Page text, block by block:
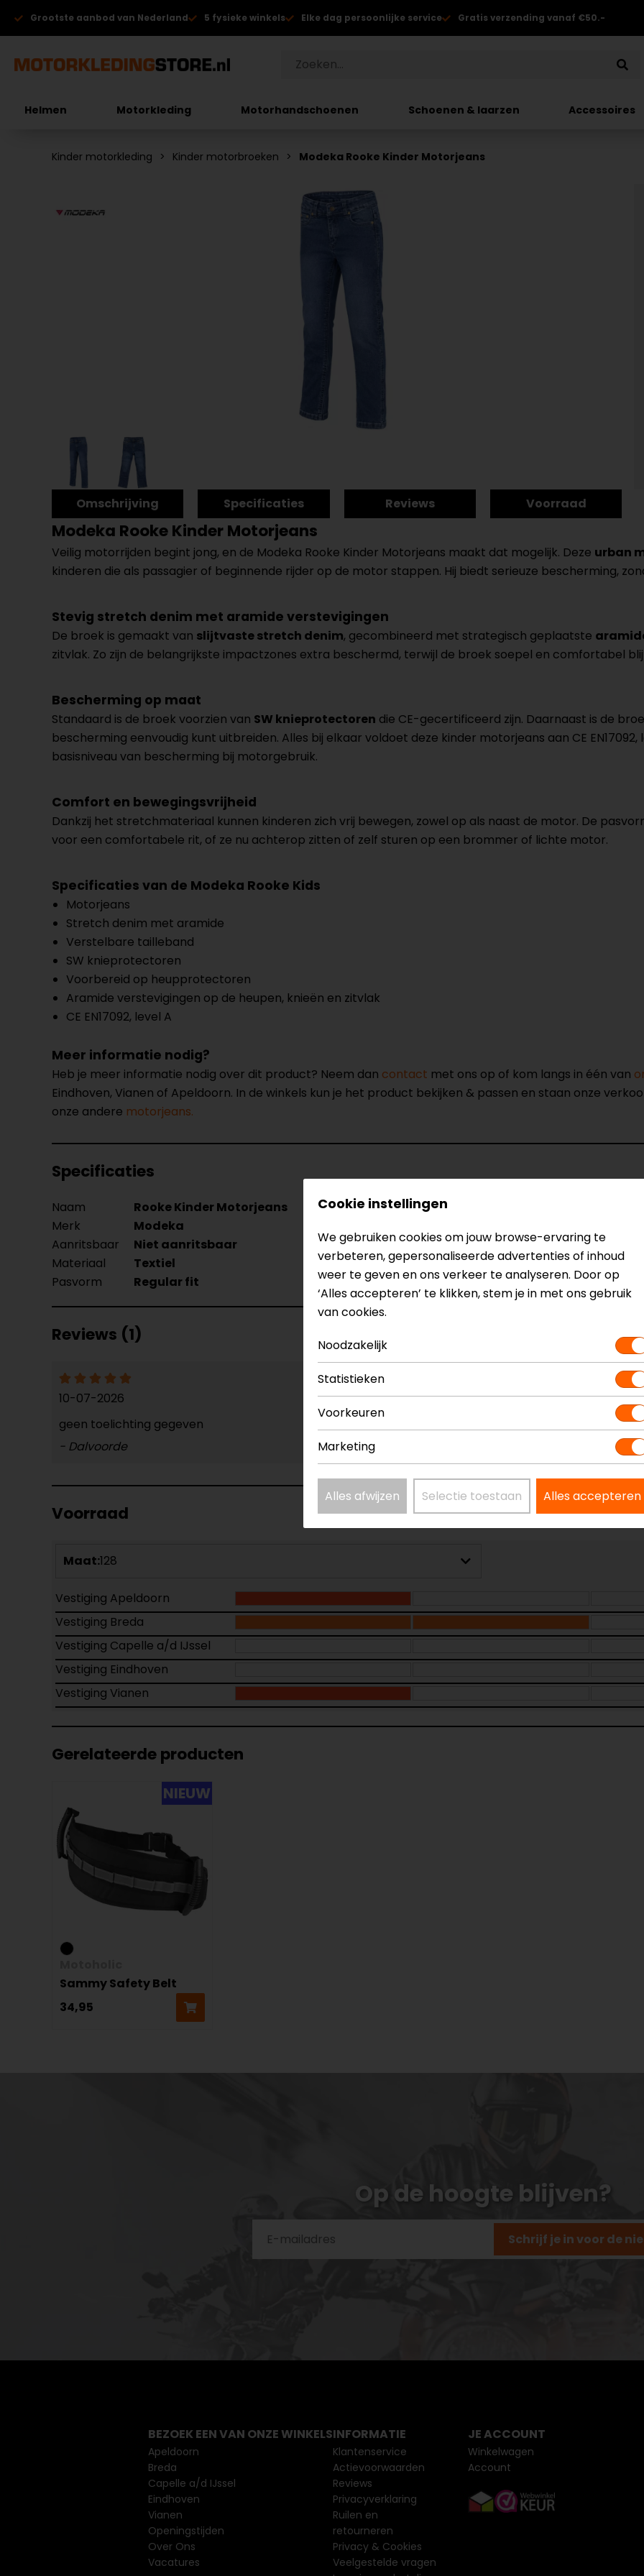
Grootste aanbod van Nederland 5 fysieke winkels Elke dag persoonlijke service Gratis verzending vanaf €50.-
Helmen Motorkleding Motorhandschoenen Schoenen & laarzen Accessoires
Kinder motorkleding Kinder motorbroeken Modeka Rooke Kinder Motorjeans
Omschrijving Specificaties Reviews Voorraad
Modeka Rooke Kinder Motorjeans
Veilig motorrijden begint jong, en de Modeka Rooke Kinder Motorjeans maakt dat mogelijk. Deze urban
kinderen die als passagier of beginnende rijder op de motor stappen. Hij biedt serieuze bescherming,
Stevig stretch denim met aramide verstevigingen
De broek is gemaakt van slijtvaste stretch denim, gecombineerd met strategisch geplaatste
zitvlak. Zo zijn de belangrijkste impactzones extra beschermd, terwijl de broek soepel en comfortabel
Bescherming op maat
Standaard is de broek voorzien van SW knieprotectoren die CE-gecertificeerd zijn. Daarnaast is de
bescherming eenvoudig kunt uitbreiden. Alles bij elkaar voldoet deze kinder motorjeans aan CE
basisniveau van bescherming bij motorgebruik.
Comfort en bewegingsvrijheid
Dankzij het stretchmateriaal kunnen kinderen zich vrij bewegen, zowel op als naast de motor. De
voor een comfortabele rit, of ze nu achterop zitten of zelf sturen op een brommer of lichte motor.
Specificaties van de Modeka Rooke Kids
Motorjeans
Stretch denim met aramide
Verstelbare tailleband
SW knieprotectoren
Voorbereid op heupprotectoren
Aramide verstevigingen op de heupen, knieën en zitvlak
CE EN17092, level A
Meer informatie nodig?
Heb je meer informatie nodig over dit product? Neem dan contact met ons op of kom langs in één van
Eindhoven, Vianen of Apeldoorn. In de winkels kun je het product bekijken & passen en staan onze
onze andere motorjeans.
Specificaties
Naam Rooke Kinder Motorjeans
Merk
Modeka
Aanritsbaar
Niet aanritsbaar Certificeringsklasse
Materiaal
Textiel Rijstijl
Pasvorm
Regular fit
Reviews (1)
10-07-2026
geen toelichting gegeven
- Dalvoorde
Voorraad
Maat:128
Vestiging Apeldoorn
Vestiging Breda
Vestiging Capelle a/d IJssel
Vestiging Eindhoven
Vestiging Vianen
Gerelateerde producten
NIEUW
Sammy Safety Belt
34,95
Op de hoogte blijven?
Schrijf je in voor de
Cookie instellingen
We gebruiken cookies om jouw browse-ervaring te
verbeteren, gepersonaliseerde advertenties of inhoud
weer te geven en ons verkeer te analyseren. Door op
‘Alles accepteren’ te klikken, stem je in met ons gebruik
van cookies.
Noodzakelijk
Statistieken
Voorkeuren
Marketing
Alles afwijzen Selectie toestaan Alles accepteren
BEZOEK EEN VAN ONZE WINKELS
Apeldoorn
Breda
Capelle a/d IJssel
Eindhoven
Vianen
Openingstijden
Over Ons
Vacatures
INFORMATIE
Klantenservice
Actievoorwaarden
Reviews
Privacyverklaring
Ruilen en
retourneren
Privacy & Cookies
Veelgestelde vragen
JE ACCOUNT
Winkelwagen
Account